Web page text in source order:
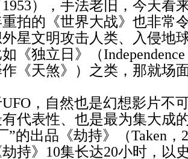
），手法老旧，今天看
重拍的《世界大战》也非常
星文明攻击人类、入侵地
《独立日》（
《天煞》）之类，那就场
，自然也是幻想影片不
代表性、也是最为集大成
”的出品《劫持》（Taken，
持》10集长达20小时，以